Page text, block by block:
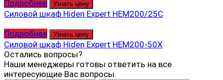
Подробнее
Узнать цену
Силовой шкаф Hiden Expert HEM200/25C
Подробнее
Узнать цену
Силовой шкаф Hiden Expert HEM200-50X
Остались вопросы?
Наши менеджеры готовы ответить на все
интересующие Вас вопросы.